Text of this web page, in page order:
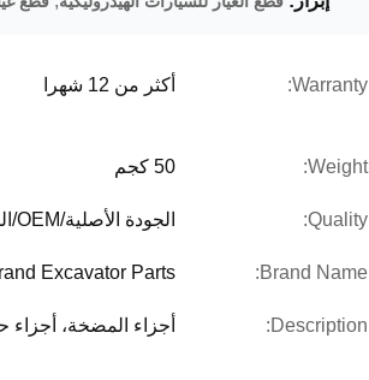
Warranty: أكثر من 12 شهرا
Weight: 50 كجم
Quality: الجودة الأصلية/OEM/المستعملة
Brand Name:
Excavator Parts
Description: أجزاء المضخة،